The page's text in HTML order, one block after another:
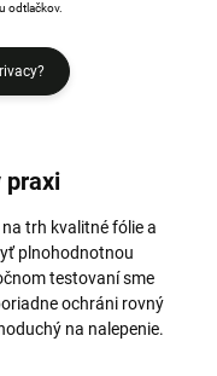
odtlačkov.
praxi
trh kvalitné fólie a
plnohodnotnou
testovaní sme
ochráni rovný
na nalepenie.